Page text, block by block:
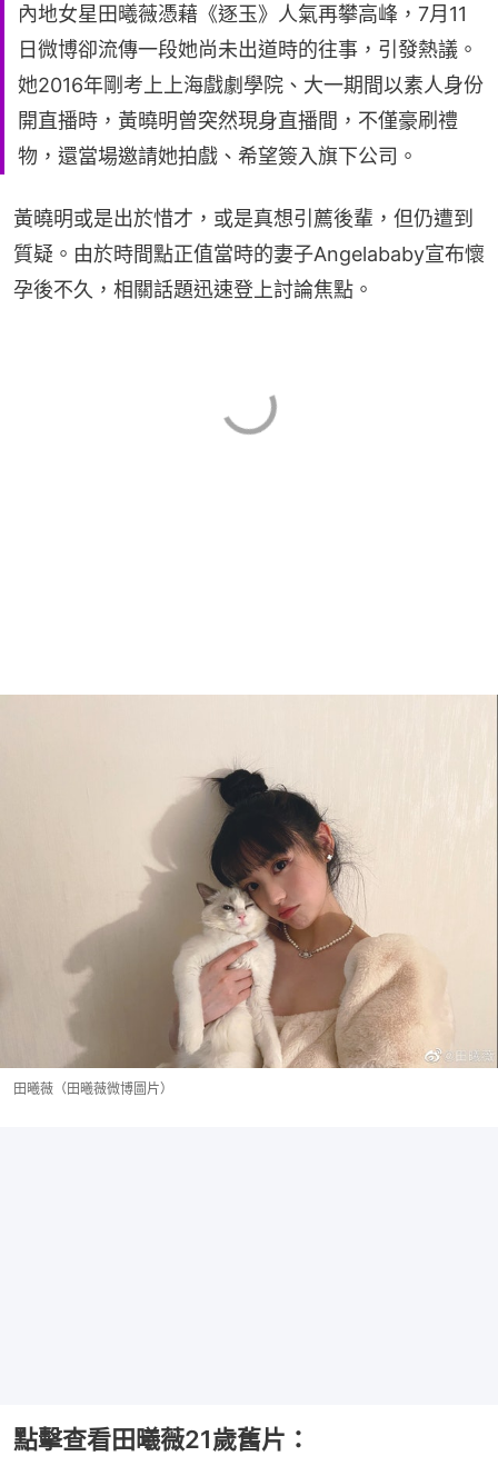
內地女星田曦薇憑藉《逐玉》人氣再攀高峰，7月11
日微博卻流傳一段她尚未出道時的往事，引發熱議。
她2016年剛考上上海戲劇學院、大一期間以素人身份
開直播時，黃曉明曾突然現身直播間，不僅豪刷禮
物，還當場邀請她拍戲、希望簽入旗下公司。
黃曉明或是出於惜才，或是真想引薦後輩，但仍遭到
質疑。由於時間點正值當時的妻子Angelababy宣布懷
孕後不久，相關話題迅速登上討論焦點。
田曦薇（田曦薇微博圖片）
點擊查看田曦薇21歲舊片：